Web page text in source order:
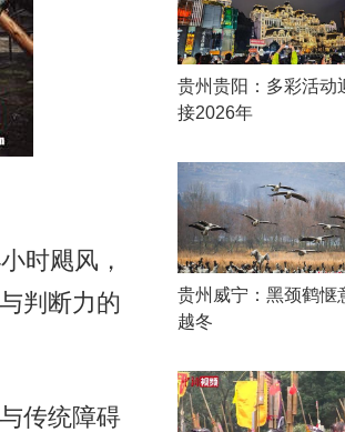
时飓风，
判断力的
传统障碍
贵州贵阳：多彩活动
接2026年
贵州威宁：黑颈鹤惬
越冬